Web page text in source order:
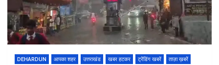
DEHARDUN आपका शहर उत्तराखंड खबर हटकर ट्रेंडिंग खबरें
ताज़ा ख़बरें